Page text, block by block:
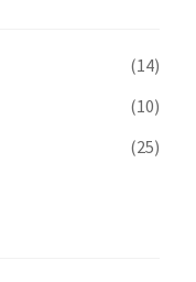
(14)
(10)
(25)